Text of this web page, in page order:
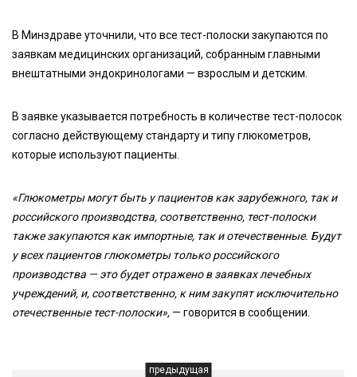
В Минздраве уточнили, что все тест-полоски закупаются по
заявкам медицинских организаций, собранным главными
внештатными эндокринологами — взрослым и детским.
В заявке указывается потребность в количестве тест-полосок
согласно действующему стандарту и типу глюкометров,
которые используют пациенты.
«Глюкометры могут быть у пациентов как зарубежного, так и
российского производства, соответственно, тест-полоски
также закупаются как импортные, так и отечественные. Будут
у всех пациентов глюкометры только российского
производства — это будет отражено в заявках лечебных
учреждений, и, соответственно, к ним закупят исключительно
отечественные тест-полоски», — говорится в сообщении.
предыдущая